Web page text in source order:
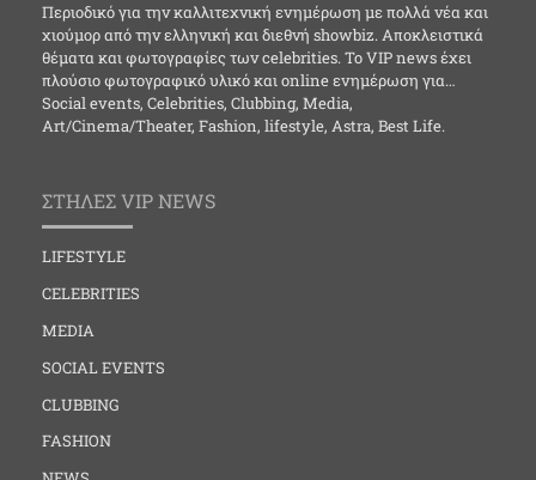
Περιοδικό για την καλλιτεχνική ενημέρωση με πολλά νέα και
χιούμορ από την ελληνική και διεθνή showbiz. Αποκλειστικά
θέματα και φωτογραφίες των celebrities. Το VIP news έχει
πλούσιο φωτογραφικό υλικό και online ενημέρωση για…
Social events, Celebrities, Clubbing, Media,
Art/Cinema/Theater, Fashion, lifestyle, Astra, Best Life.
ΣΤΗΛΕΣ VIP NEWS
LIFESTYLE
CELEBRITIES
MEDIA
SOCIAL EVENTS
CLUBBING
FASHION